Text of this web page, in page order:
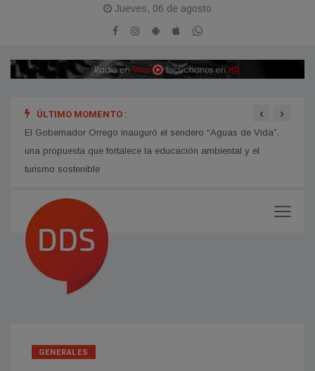
Jueves, 06 de agosto
ÚLTIMO MOMENTO :
El Gobernador Orrego inauguró el sendero “Aguas de Vida”,
una propuesta que fortalece la educación ambiental y el
turismo sostenible
‹ ›
GENERALES